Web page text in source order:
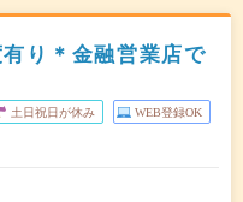
り＊金融営業店で
土日祝日が休み WEB登録OK